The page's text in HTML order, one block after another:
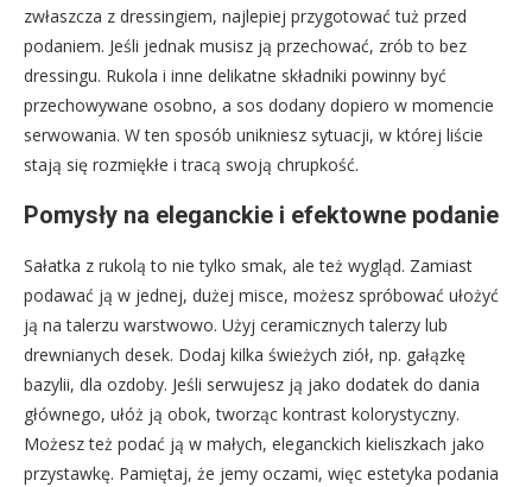
zwłaszcza z dressingiem, najlepiej przygotować tuż przed
podaniem. Jeśli jednak musisz ją przechować, zrób to bez
dressingu. Rukola i inne delikatne składniki powinny być
przechowywane osobno, a sos dodany dopiero w momencie
serwowania. W ten sposób unikniesz sytuacji, w której liście
stają się rozmiękłe i tracą swoją chrupkość.
Pomysły na eleganckie i efektowne podanie
Sałatka z rukolą to nie tylko smak, ale też wygląd. Zamiast
podawać ją w jednej, dużej misce, możesz spróbować ułożyć
ją na talerzu warstwowo. Użyj ceramicznych talerzy lub
drewnianych desek. Dodaj kilka świeżych ziół, np. gałązkę
bazylii, dla ozdoby. Jeśli serwujesz ją jako dodatek do dania
głównego, ułóż ją obok, tworząc kontrast kolorystyczny.
Możesz też podać ją w małych, eleganckich kieliszkach jako
przystawkę. Pamiętaj, że jemy oczami, więc estetyka podania